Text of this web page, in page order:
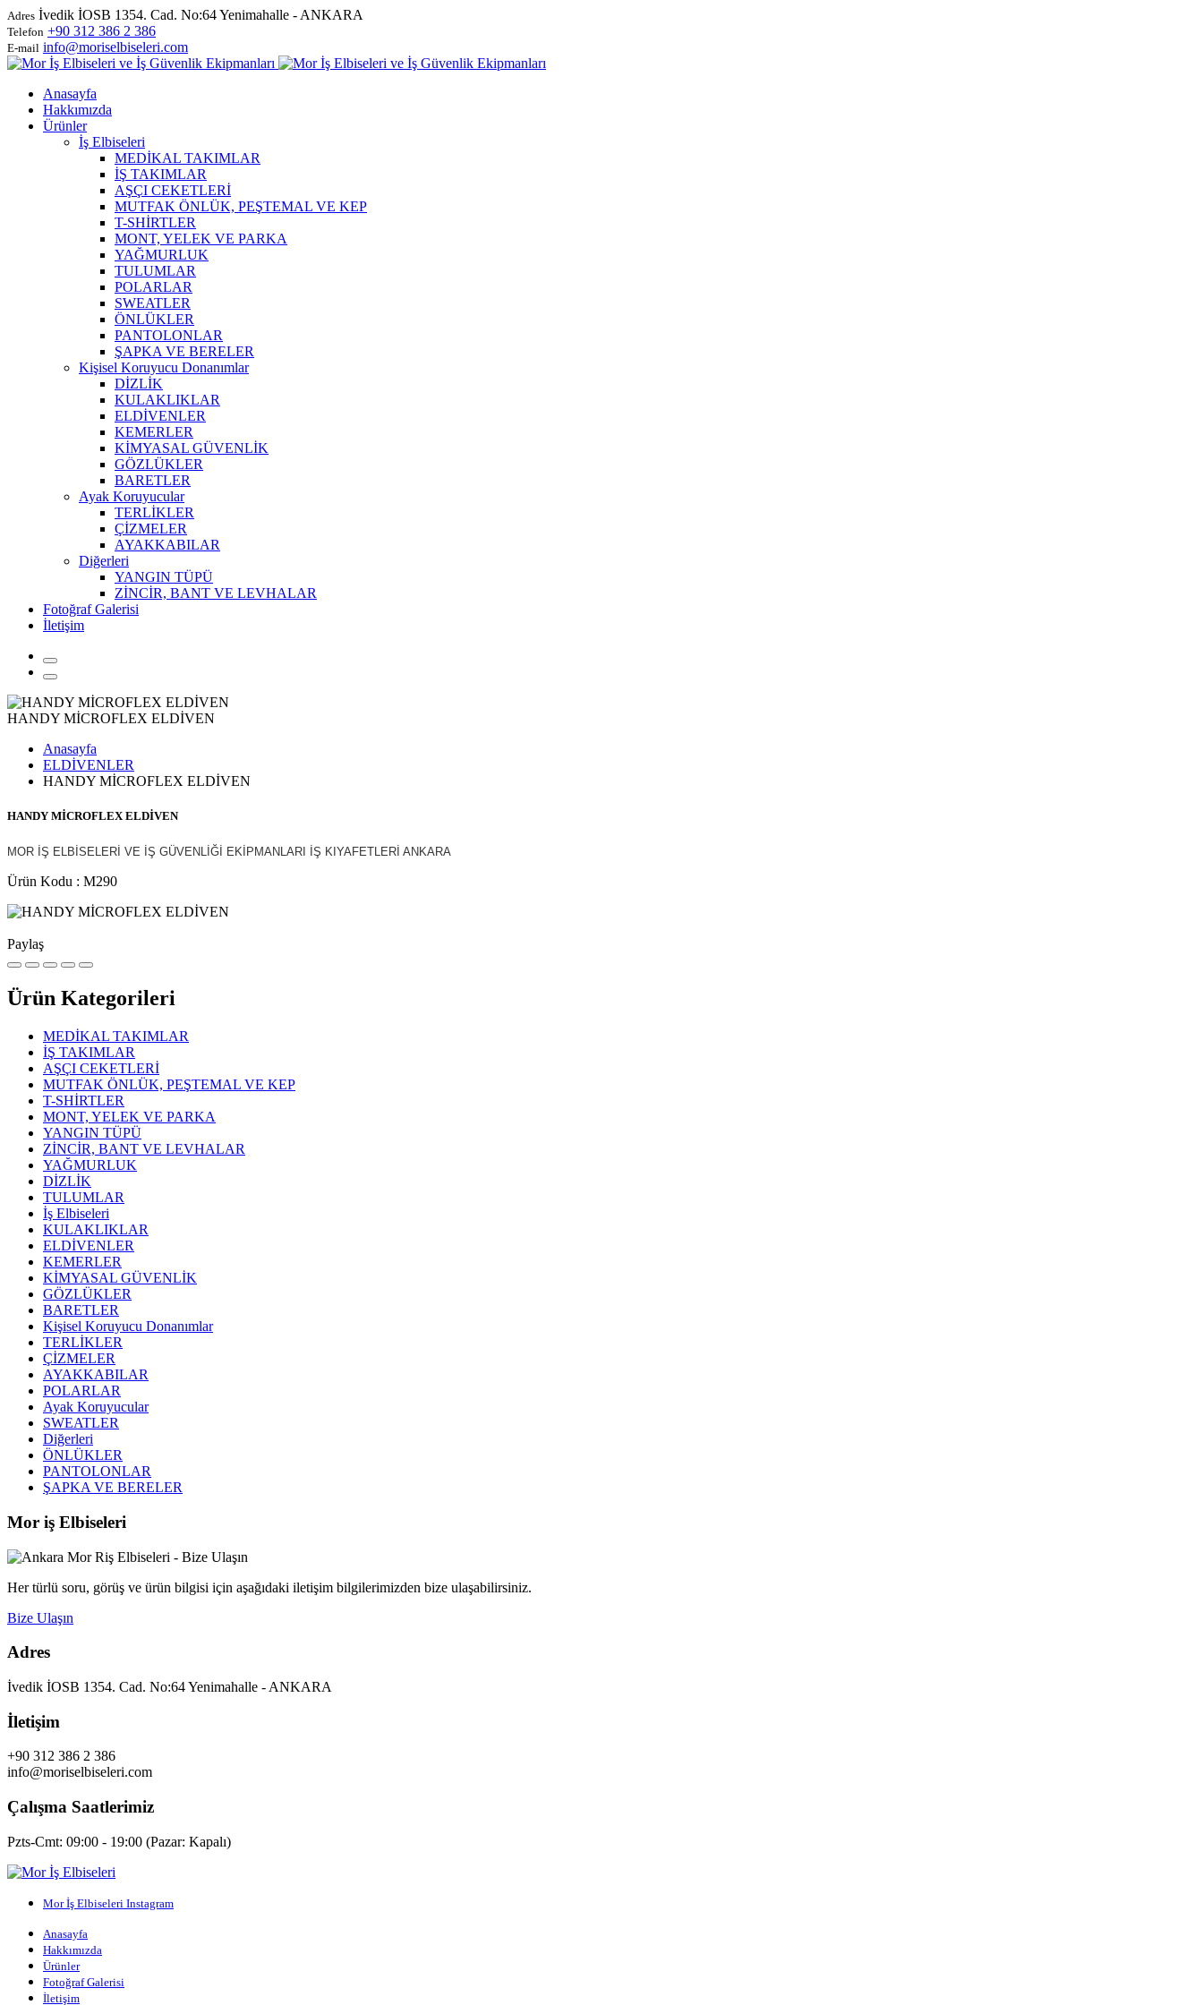
Adres İvedik İOSB 1354. Cad. No:64 Yenimahalle - ANKARA
Telefon +90 312 386 2 386
E-mail info@moriselbiseleri.com
Anasayfa
Hakkımızda
Ürünler
İş Elbiseleri
MEDİKAL TAKIMLAR
İŞ TAKIMLAR
AŞÇI CEKETLERİ
MUTFAK ÖNLÜK, PEŞTEMAL VE KEP
T-SHİRTLER
MONT, YELEK VE PARKA
YAĞMURLUK
TULUMLAR
POLARLAR
SWEATLER
ÖNLÜKLER
PANTOLONLAR
ŞAPKA VE BERELER
Kişisel Koruyucu Donanımlar
DİZLİK
KULAKLIKLAR
ELDİVENLER
KEMERLER
KİMYASAL GÜVENLİK
GÖZLÜKLER
BARETLER
Ayak Koruyucular
TERLİKLER
ÇİZMELER
AYAKKABILAR
Diğerleri
YANGIN TÜPÜ
ZİNCİR, BANT VE LEVHALAR
Fotoğraf Galerisi
İletişim
HANDY MİCROFLEX ELDİVEN
Anasayfa
ELDİVENLER
HANDY MİCROFLEX ELDİVEN
HANDY MİCROFLEX ELDİVEN
MOR İŞ ELBİSELERİ VE İŞ GÜVENLİĞİ EKİPMANLARI İŞ KIYAFETLERİ ANKARA
Ürün Kodu : M290
Paylaş
Ürün Kategorileri
MEDİKAL TAKIMLAR
İŞ TAKIMLAR
AŞÇI CEKETLERİ
MUTFAK ÖNLÜK, PEŞTEMAL VE KEP
T-SHİRTLER
MONT, YELEK VE PARKA
YANGIN TÜPÜ
ZİNCİR, BANT VE LEVHALAR
YAĞMURLUK
DİZLİK
TULUMLAR
İş Elbiseleri
KULAKLIKLAR
ELDİVENLER
KEMERLER
KİMYASAL GÜVENLİK
GÖZLÜKLER
BARETLER
Kişisel Koruyucu Donanımlar
TERLİKLER
ÇİZMELER
AYAKKABILAR
POLARLAR
Ayak Koruyucular
SWEATLER
Diğerleri
ÖNLÜKLER
PANTOLONLAR
ŞAPKA VE BERELER
Mor iş Elbiseleri
Her türlü soru, görüş ve ürün bilgisi için aşağıdaki iletişim bilgilerimizden bize ulaşabilirsiniz.
Bize Ulaşın
Adres
İvedik İOSB 1354. Cad. No:64 Yenimahalle - ANKARA
İletişim
+90 312 386 2 386
info@moriselbiseleri.com
Çalışma Saatlerimiz
Pzts-Cmt: 09:00 - 19:00 (Pazar: Kapalı)
Mor İş Elbiseleri Instagram
Anasayfa
Hakkımızda
Ürünler
Fotoğraf Galerisi
İletişim